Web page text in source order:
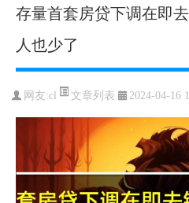
存量首套房贷下调在即
人也少了
网友:cl 文章列表 2024-04-16